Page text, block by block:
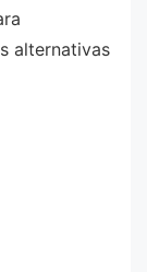
alternativas